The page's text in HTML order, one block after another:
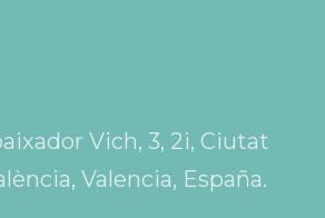
Vich, 3, 2i, Ciutat
Valencia, España.